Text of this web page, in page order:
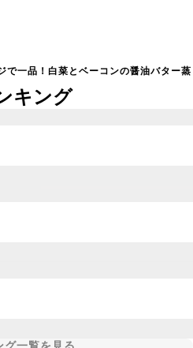
で一品！白菜とベーコンの醤油バター
キング